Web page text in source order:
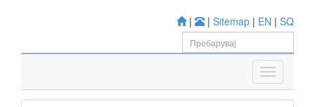
| | Sitemap | EN | SQ